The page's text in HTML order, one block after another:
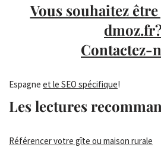
Vous souhaitez
Contactez-
Espagne et le SEO spécifique!
Les lectures
Référencer votre gîte ou maison rurale